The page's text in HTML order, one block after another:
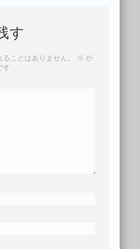
す
ことはありません。 ※ が
す